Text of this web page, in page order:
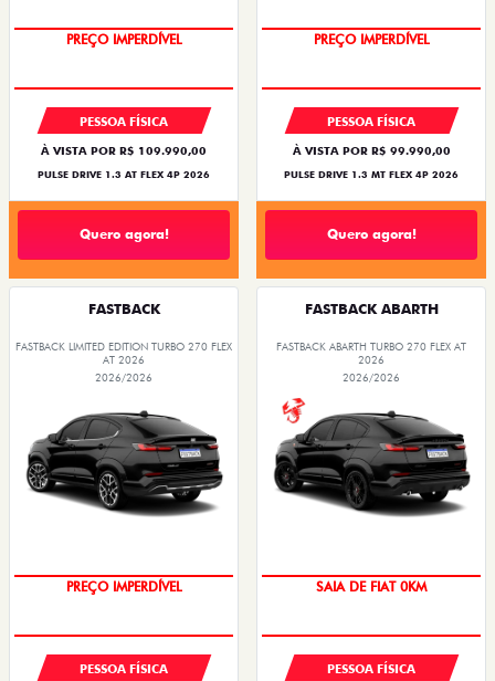
O SUV AUTOMÁTICO MAIS
PESSOA FÍSICA
À VISTA POR R$ 109.990,00
PULSE DRIVE 1.3 AT FLEX 4P 2026
Quero agora!
OPORTUNIDADE
PESSOA FÍSICA
À VISTA POR R$ 99.990,00
PULSE DRIVE 1.3 MT FLEX 4P 2026
Quero agora!
FASTBACK
FASTBACK LIMITED EDITION TURBO 270 FLEX
AT 2026
2026/2026
COM USADO NA TROCA
PESSOA FÍSICA
FASTBACK ABARTH
FASTBACK ABARTH TURBO 270 FLEX AT
2026
2026/2026
PREÇO IMPERDÍVEL
PESSOA FÍSICA